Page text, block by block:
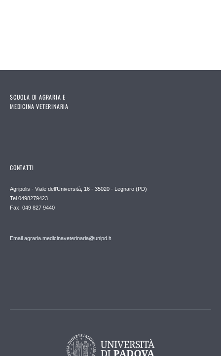
SCUOLA DI AGRARIA E
MEDICINA VETERINARIA
CONTATTI
Agripolis - Viale dell'Università, 16 - 35020 - Legnaro (PD)
Tel 0498279423
Fax. 049 827 9440
Email agraria.medicinaveterinaria@unipd.it